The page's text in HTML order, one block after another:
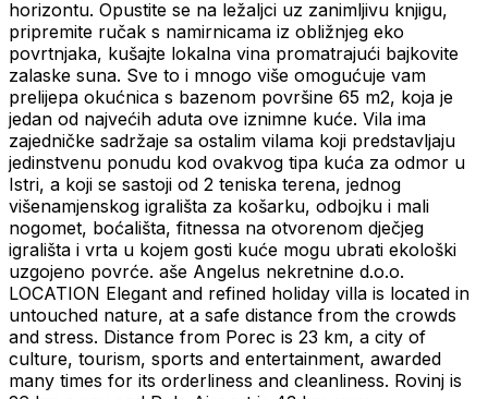
horizontu. Opustite se na ležaljci uz zanimljivu knjigu,
pripremite ručak s namirnicama iz obližnjeg eko
povrtnjaka, kušajte lokalna vina promatrajući bajkovite
zalaske suna. Sve to i mnogo više omogućuje vam
prelijepa okućnica s bazenom površine 65 m2, koja je
jedan od najvećih aduta ove iznimne kuće. Vila ima
zajedničke sadržaje sa ostalim vilama koji predstavljaju
jedinstvenu ponudu kod ovakvog tipa kuća za odmor u
Istri, a koji se sastoji od 2 teniska terena, jednog
višenamjenskog igrališta za košarku, odbojku i mali
nogomet, boćališta, fitnessa na otvorenom dječjeg
igrališta i vrta u kojem gosti kuće mogu ubrati ekološki
uzgojeno povrće. aše Angelus nekretnine d.o.o.
LOCATION Elegant and refined holiday villa is located in
untouched nature, at a safe distance from the crowds
and stress. Distance from Porec is 23 km, a city of
culture, tourism, sports and entertainment, awarded
many times for its orderliness and cleanliness. Rovinj is